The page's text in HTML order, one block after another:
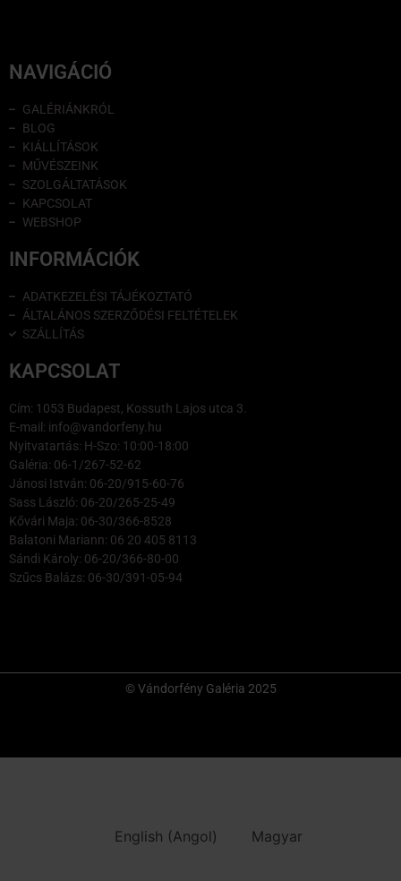
NAVIGÁCIÓ
GALÉRIÁNKRÓL
BLOG
KIÁLLÍTÁSOK
MŰVÉSZEINK
SZOLGÁLTATÁSOK
KAPCSOLAT
WEBSHOP
INFORMÁCIÓK
ADATKEZELÉSI TÁJÉKOZTATÓ
ÁLTALÁNOS SZERZŐDÉSI FELTÉTELEK
SZÁLLÍTÁS
KAPCSOLAT
Cím: 1053 Budapest, Kossuth Lajos utca 3.
E-mail: info@vandorfeny.hu
Nyitvatartás: H-Szo: 10:00-18:00
Galéria: 06-1/267-52-62
Jánosi István: 06-20/915-60-76
Sass László: 06-20/265-25-49
Kővári Maja: 06-30/366-8528
Balatoni Mariann: 06 20 405 8113
Sándi Károly: 06-20/366-80-00
Szűcs Balázs: 06-30/391-05-94
© Vándorfény Galéria 2025
English (Angol) Magyar